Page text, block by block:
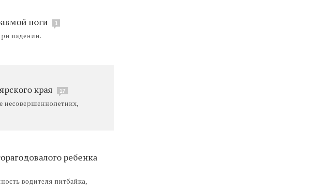
ноги 1
падении.
края 17
несовершеннолетних,
ребенка
водителя питбайка,